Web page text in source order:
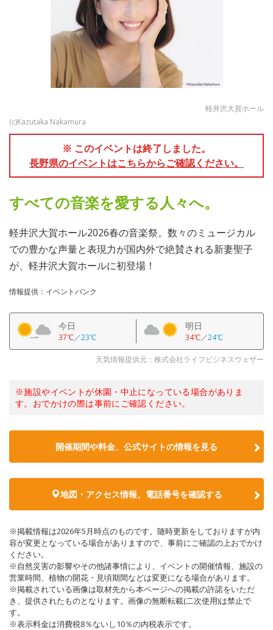
軽井沢大賀ホール
(c)Kazutaka Nakamura
※ このイベントは終了しました。
長野県のイベントはこちらからご確認ください。
すべての音楽を愛する人々へ。
軽井沢大賀ホール2026春の音楽祭。数々のミュージカル
での豊かな声量と表現力が国内外で絶賛される新妻聖子
が、軽井沢大賀ホールに初登場！
情報提供：イベントバンク
今日
37℃／23℃
明日
34℃／24℃
天気情報提供元：株式会社ライフビジネスウェザー
※施設やイベントが休園・中止になっている場合がありま
す。おでかけの際は事前にご確認ください。
開催期間や料金、公式サイトの情報を見る
地図・アクセス情報、電話番号を確認する
※掲載情報は2026年5月時点のものです。随時更新をしておりますが内
容が変更となっている場合がありますので、事前にご確認の上おでかけ
ください。
※自然災害の影響やその他諸事情により、イベントの開催情報、施設の
営業時間、植物の開花・見頃期間などは変更になる場合があります。
※掲載されている画像は取材先から本ページへの掲載の許諾をいただ
き、提供されたものとなります。画像の無断転載(二次使用)は禁止で
す。
※表示料金は消費税8％ないし10％の内税表示です。